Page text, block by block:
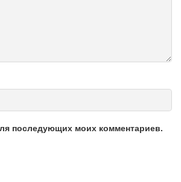
последующих моих комментариев.